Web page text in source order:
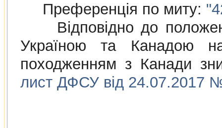
Преференція по миту:
Відповідно до
Україною та Канадою
походженням з Канади
лист ДФСУ від 24.07.2017